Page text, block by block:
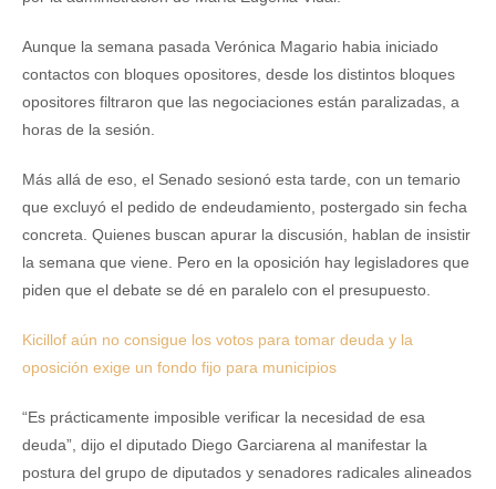
Aunque la semana pasada Verónica Magario habia iniciado
contactos con bloques opositores, desde los distintos bloques
opositores filtraron que las negociaciones están paralizadas, a
horas de la sesión.
Más allá de eso, el Senado sesionó esta tarde, con un temario
que excluyó el pedido de endeudamiento, postergado sin fecha
concreta. Quienes buscan apurar la discusión, hablan de insistir
la semana que viene. Pero en la oposición hay legisladores que
piden que el debate se dé en paralelo con el presupuesto.
Kicillof aún no consigue los votos para tomar deuda y la
oposición exige un fondo fijo para municipios
“Es prácticamente imposible verificar la necesidad de esa
deuda”, dijo el diputado Diego Garciarena al manifestar la
postura del grupo de diputados y senadores radicales alineados